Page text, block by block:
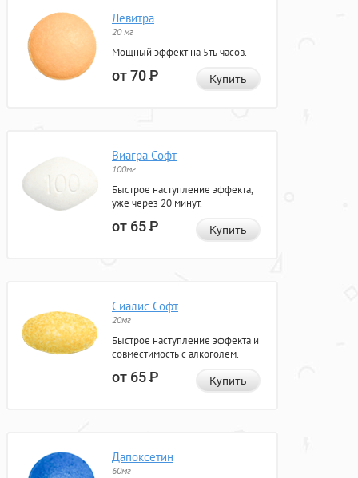
Левитра
20 мг
Мощный эффект на 5ть часов.
от 70Р Купить
Виагра Софт
100мг
Быстрое наступление эффекта,
уже через 20 минут.
от 65Р Купить
Сиалис Софт
20мг
Быстрое наступление эффекта и
совместимость с алкоголем.
от 65Р Купить
Дапоксетин
60мг